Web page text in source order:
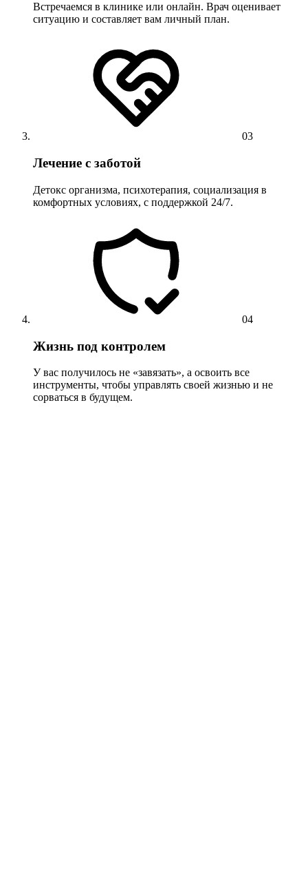
Встречаемся в клинике или онлайн. Врач оценивает
ситуацию и составляет вам личный план.
03
Лечение с заботой
Детокс организма, психотерапия, социализация в
комфортных условиях, с поддержкой 24/7.
04
Жизнь под контролем
У вас получилось не «завязать», а освоить все
инструменты, чтобы управлять своей жизнью и не
сорваться в будущем.